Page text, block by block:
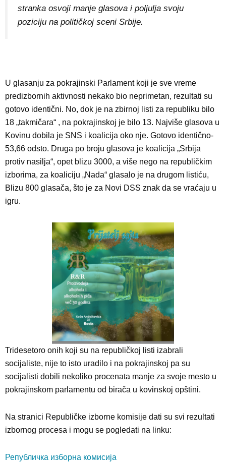
stranka osvoji manje glasova i poljulja svoju
poziciju na političkoj sceni Srbije.
U glasanju za pokrajinski Parlament koji je sve vreme
predizbornih aktivnosti nekako bio neprimetan, rezultati su
gotovo identični. No, dok je na zbirnoj listi za republiku bilo
18 „takmičara“ , na pokrajinskoj je bilo 13. Najviše glasova u
Kovinu dobila je SNS i koalicija oko nje. Gotovo identično-
53,66 odsto. Druga po broju glasova je koalicija „Srbija
protiv nasilja“, opet blizu 3000, a više nego na republičkim
izborima, za koaliciju „Nada“ glasalo je na drugom listiću,
Blizu 800 glasača, što je za Novi DSS znak da se vraćaju u
igru.
Tridesetoro onih koji su na republičkoj listi izabrali
socijaliste, nije to isto uradilo i na pokrajinskoj pa su
socijalisti dobili nekoliko procenata manje za svoje mesto u
pokrajinskom parlamentu od birača u kovinskoj opštini.
Na stranici Republičke izborne komisije dati su svi rezultati
izbornog procesa i mogu se pogledati na linku:
Републичка изборна комисија